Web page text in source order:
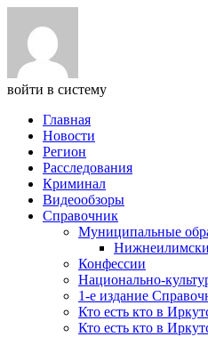
войти в систему
Главная
Новости
Регион
Расследования
Криминал
Видеообзоры
Справочник
Муниципальные
Конфессии
Национально-
1-е издание
Кто есть кто в
Кто есть кто в